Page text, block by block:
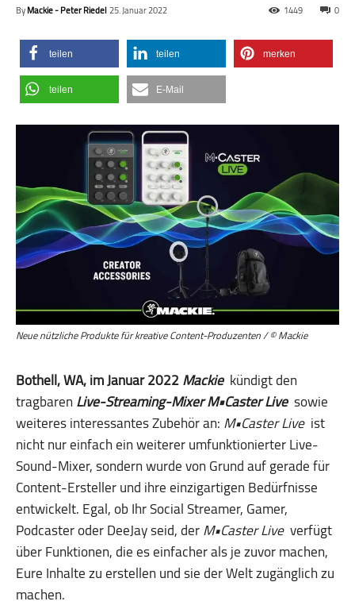
ByMackie - Peter Riedel25. Januar 2022 0
1449
teilen teilen merken
teilen E-Mail
Neue nützliche Produkte für kreative Content-Produzenten / © Mackie
Bothell, WA, im Januar 2022Mackiekündigt den
tragbarenLive-Streaming-Mixer M•Caster Livesowie
weiteres interessantes Zubehör an:M•Caster Liveist
nicht nur einfach ein weiterer umfunktionierter Live-
Sound-Mixer, sondern wurde von Grund auf gerade für
Content-Ersteller und ihre einzigartigen Bedürfnisse
entwickelt. Egal, ob Ihr Social Streamer, Gamer,
Podcaster oder DeeJay seid, derM•Caster Liveverfügt
über Funktionen, die es einfacher als je zuvor machen,
Eure Inhalte zu erstellen und sie der Welt zugänglich zu
machen.